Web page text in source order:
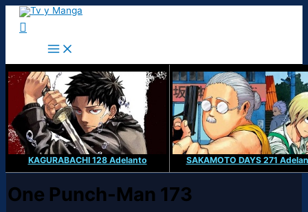
Ir
contenido
Buscar
KAGURABACHI 128 Adelanto SAKAMOTO DAYS 271
One Punch-Man 173